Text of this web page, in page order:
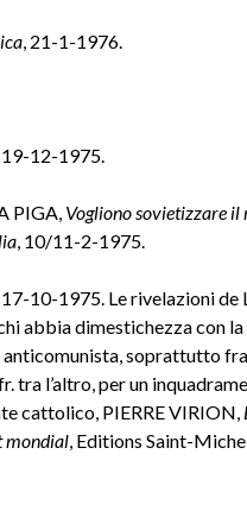
, 21-1-1976.
, 19-12-1975.
PIGA, Vogliono sovietizzare il
, 10/11-2-1975.
, 17-10-1975. Le rivelazioni de
abbia dimestichezza con
soprattutto
tra l’altro, per un
cattolico, PIERRE VIRION,
mondial , Editions Saint-